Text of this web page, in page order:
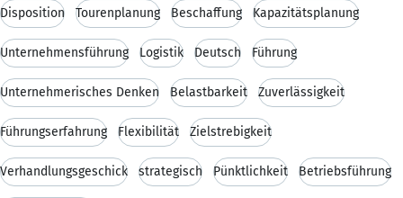
Disposition Tourenplanung Beschaffung Kapazitätsplanung
Unternehmensführung Logistik Deutsch Führung
Unternehmerisches Denken Belastbarkeit Zuverlässigkeit
Führungserfahrung Flexibilität Zielstrebigkeit
Verhandlungsgeschick strategisch Pünktlichkeit Betriebsführung